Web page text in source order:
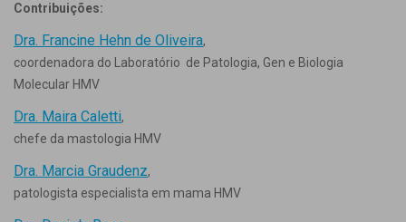
Contribuições:
Dra. Francine Hehn de Oliveira,
coordenadora do Laboratório de Patologia, Gen e Biologia
Molecular HMV
Dra. Maira Caletti,
chefe da mastologia HMV
Dra. Marcia Graudenz,
patologista especialista em mama HMV